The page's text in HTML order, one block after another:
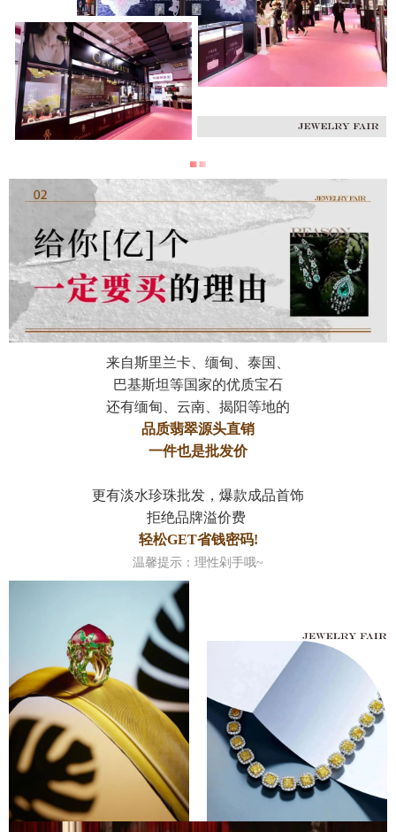
来自斯里兰卡、缅甸、泰国、
巴基斯坦等国家的优质宝石
还有缅甸、云南、揭阳等地的
品质翡翠源头直销
一件也是批发价
更有淡水珍珠批发，爆款成品首饰
拒绝品牌溢价费
轻松GET省钱密码!
温馨提示：理性剁手哦~